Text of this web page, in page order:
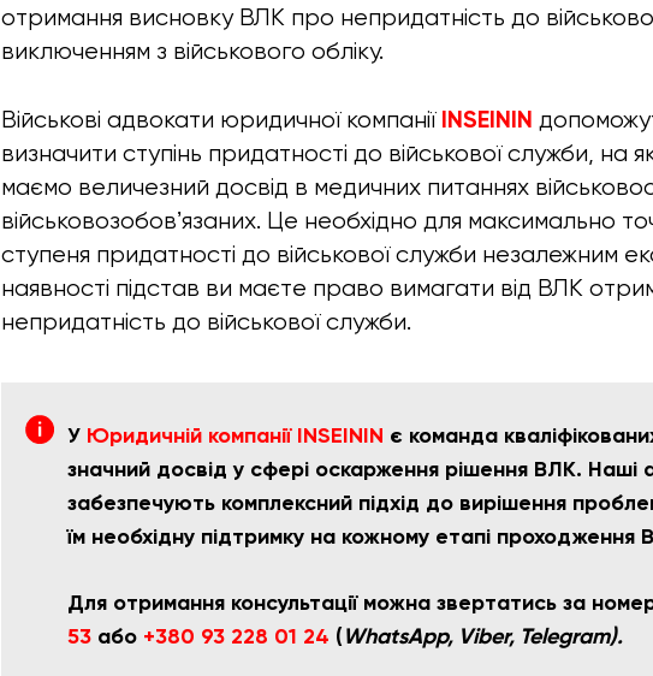
отримання висновку ВЛК про непридатність до
виключенням з військового обліку.
Військові адвокати юридичної компанії INSEININ
визначити ступінь придатності до військової служби, на
маємо величезний досвід в медичних питаннях
військовозобовʼязаних. Це необхідно для максимально
ступеня придатності до військової служби незалежним
наявності підстав ви маєте право вимагати від ВЛК
непридатність до військової служби.
У Юридичній компанії INSEININ є команда
значний досвід у сфері оскарження рішення ВЛК. Наші
забезпечують комплексний підхід до вирішення
їм необхідну підтримку на кожному етапі проходження
Для отримання консультації можна звертатись за
53 або +380 93 228 01 24 (WhatsApp, Viber, Telegram).